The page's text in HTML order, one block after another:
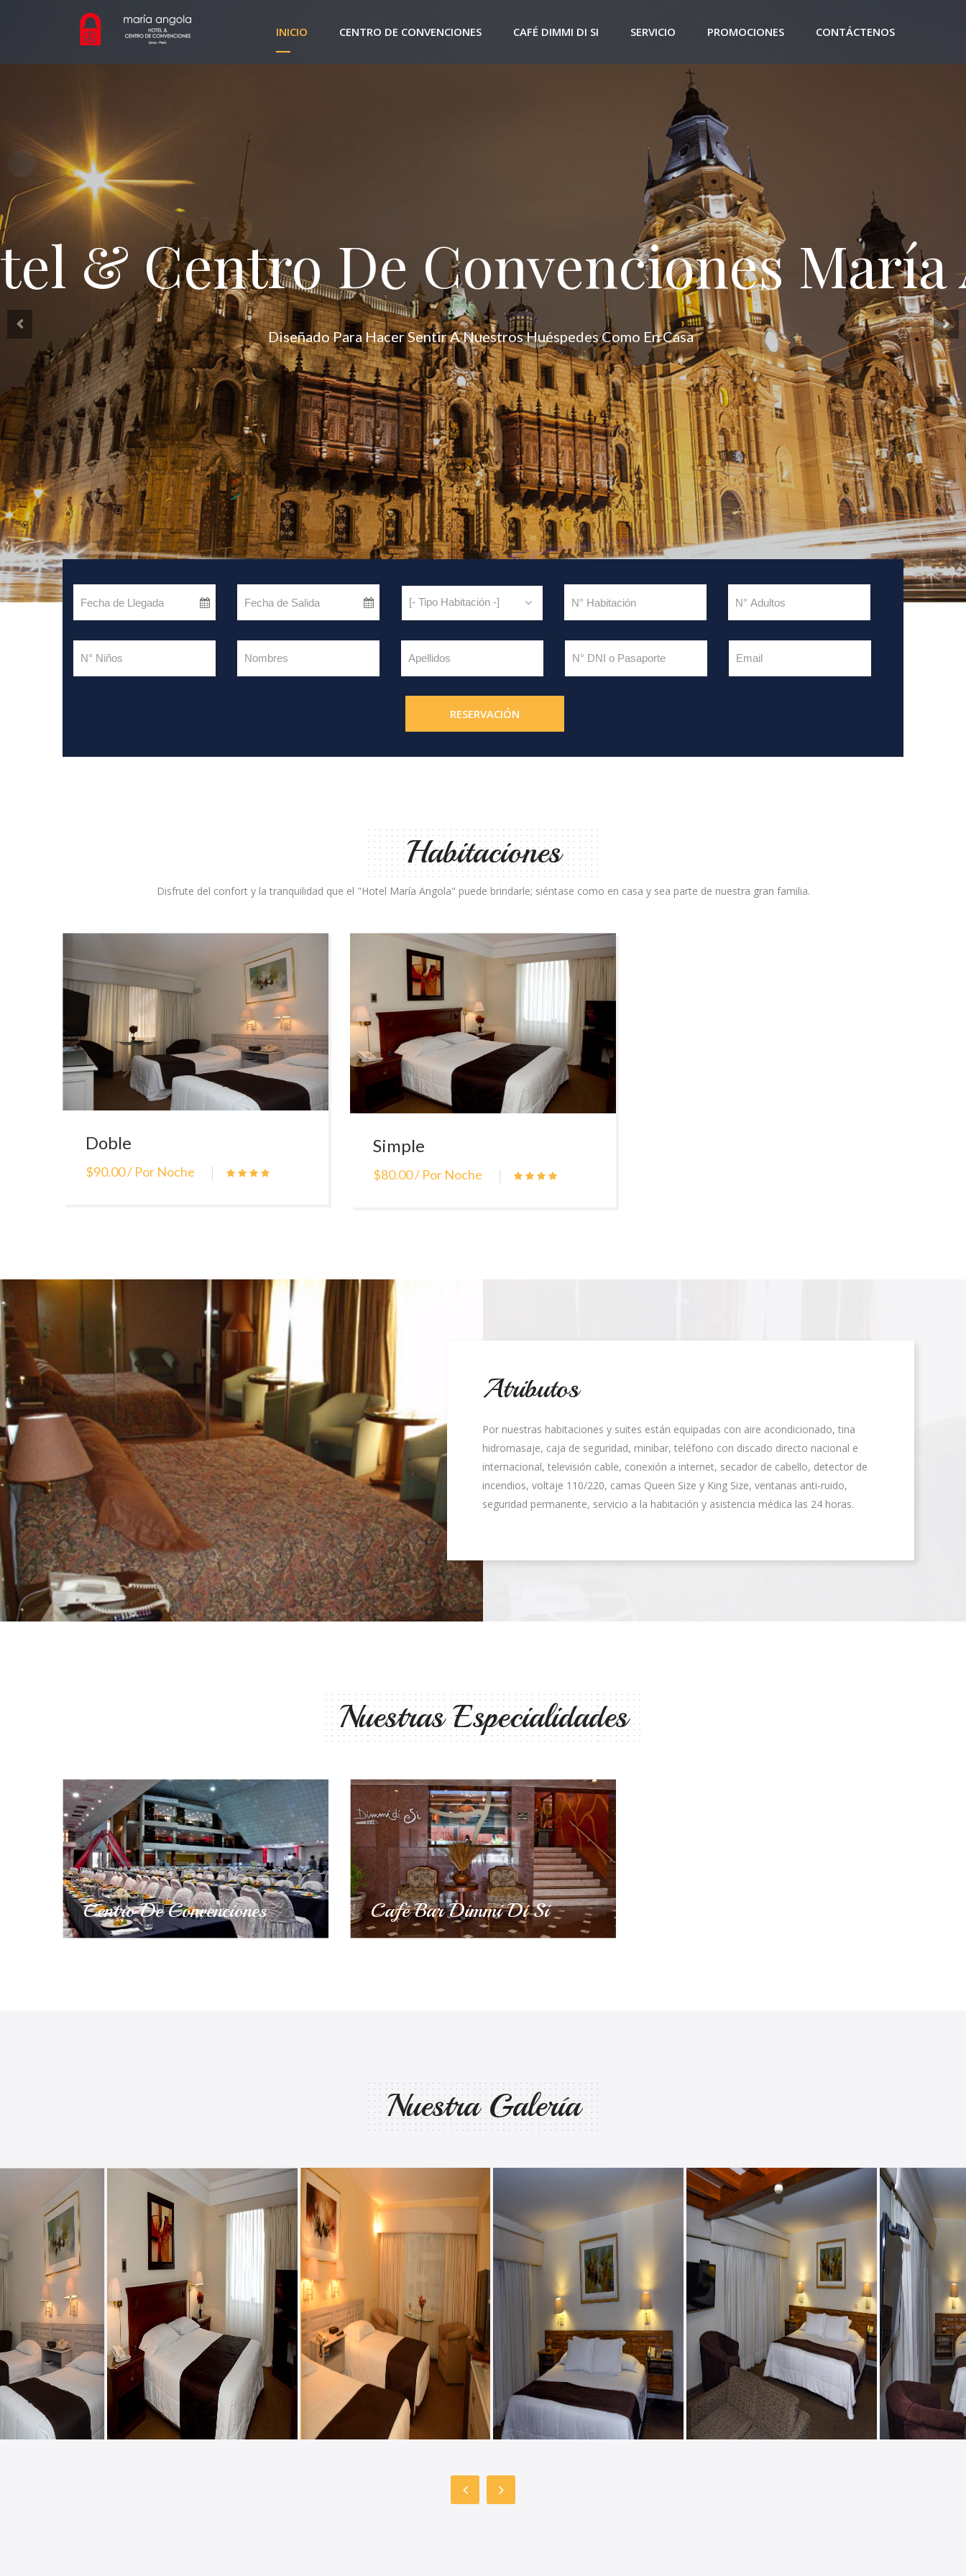
INICIO CENTRO DE CONVENCIONES CAFÉ DIMMI DI SI SERVICIO PROMOCIONES CONTÁCTENOS
& Centro De Convenciones María
Diseñado Para Hacer Sentir A Nuestros Huéspedes Como En Casa
[- Tipo Habitación -]
RESERVACIÓN
Habitaciones
Disfrute del confort y la tranquilidad que el "Hotel María Angola" puede brindarle; siéntase como en casa y sea parte de nuestra gran familia.
Doble
$90.00 / Por Noche
Simple
$80.00 / Por Noche
Atributos
Por nuestras habitaciones y suites están equipadas con aire acondicionado, tina
hidromasaje, caja de seguridad, minibar, teléfono con discado directo nacional e
internacional, televisión cable, conexión a internet, secador de cabello, detector de
incendios, voltaje 110/220, camas Queen Size y King Size, ventanas anti-ruido,
seguridad permanente, servicio a la habitación y asistencia médica las 24 horas.
Nuestras Especialidades
Centro De Convenciones Café Bar Dimmi Di Si
Nuestra Galería